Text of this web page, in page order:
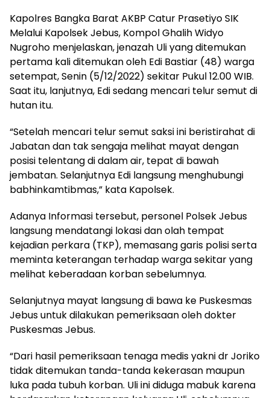
Kapolres Bangka Barat AKBP Catur Prasetiyo SIK
Melalui Kapolsek Jebus, Kompol Ghalih Widyo
Nugroho menjelaskan, jenazah Uli yang ditemukan
pertama kali ditemukan oleh Edi Bastiar (48) warga
setempat, Senin (5/12/2022) sekitar Pukul 12.00 WIB.
Saat itu, lanjutnya, Edi sedang mencari telur semut di
hutan itu.
“Setelah mencari telur semut saksi ini beristirahat di
Jabatan dan tak sengaja melihat mayat dengan
posisi telentang di dalam air, tepat di bawah
jembatan. Selanjutnya Edi langsung menghubungi
babhinkamtibmas,” kata Kapolsek.
Adanya Informasi tersebut, personel Polsek Jebus
langsung mendatangi lokasi dan olah tempat
kejadian perkara (TKP), memasang garis polisi serta
meminta keterangan terhadap warga sekitar yang
melihat keberadaan korban sebelumnya.
Selanjutnya mayat langsung di bawa ke Puskesmas
Jebus untuk dilakukan pemeriksaan oleh dokter
Puskesmas Jebus.
“Dari hasil pemeriksaan tenaga medis yakni dr Joriko
tidak ditemukan tanda-tanda kekerasan maupun
luka pada tubuh korban. Uli ini diduga mabuk karena